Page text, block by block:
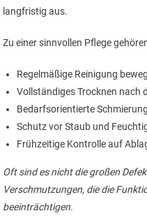
langfristig aus.
Zu einer sinnvollen Pflege
Regelmäßige Reinigung
Vollständiges Trocknen nach
Bedarfsorientierte Schmierung
Schutz vor Staub und
Frühzeitige Kontrolle auf
Oft sind es nicht die großen
Verschmutzungen, die die
beeinträchtigen.